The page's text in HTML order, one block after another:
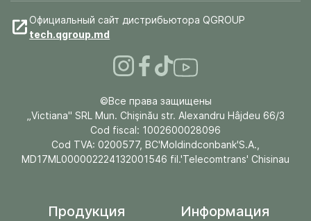
Официальный сайт дистрибьютора QGROUP
tech.qgroup.md
©Все права защищены
„Victiana" SRL Mun. Chişinău str. Alexandru Hâjdeu 66/3
Cod fiscal: 1002600028096
Cod TVA: 0200577, BC'Moldindconbank'S.A.,
MD17ML000002224132001546 fil.'Telecomtrans' Chisinau
Продукция Информация